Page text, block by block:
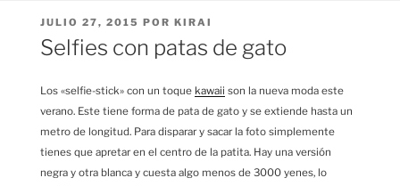
PUBLICADO
EL
JULIO 27, 2015 POR KIRAI
Selfies con patas de gato
Los «selfie-stick» con un toque kawaii son la nueva moda este
verano. Este tiene forma de pata de gato y se extiende hasta un
metro de longitud. Para disparar y sacar la foto simplemente
tienes que apretar en el centro de la patita. Hay una versión
negra y otra blanca y cuesta algo menos de 3000 yenes, lo